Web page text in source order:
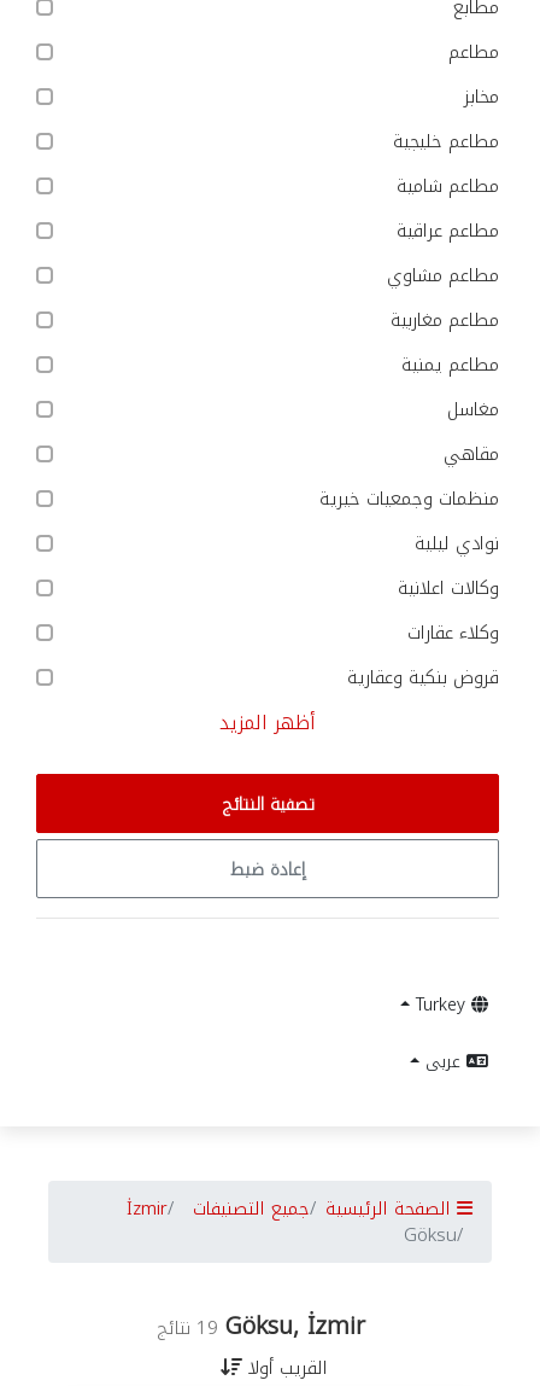
مطابع
مطاعم
مخابز
مطاعم خليجية
مطاعم شامية
مطاعم عراقية
مطاعم مشاوي
مطاعم مغاربية
مطاعم يمنية
مغاسل
مقاهي
منظمات وجمعيات خيرية
نوادي ليلية
وكالات اعلانية
وكلاء عقارات
قروض بنكية وعقارية
أظهر المزيد
تصفية النتائج
إعادة ضبط
Turkey
عربى
الصفحة الرئيسية جميع التصنيفات İzmir
Göksu
Göksu, İzmir 19 نتائج
القريب أولا